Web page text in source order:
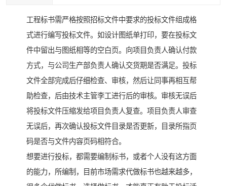
工程标书需严格按照招标文件中要求的投标文件组成格
式进行编写投标文件。如设计图纸单打印，要在投标文
件中留出与图纸相等的空白页。向项目负责人确认付款
方式，与公司生产部负责人确认交货期是否满足。投标
文件全部完成后仔细检查、审核，然后让同事再相互帮
助检查，后由技术主管李工进行后的审核。审核无误后
将投标文件压缩发给项目负责人复查。项目负责人审查
无误后，再次确认投标文件目录是否更新，目录所指页
码是否与文件内容页码相符合。
想要进行投标，都需要编制标书，或者个人没有这方面
的能力，所编制，目前市场需求代做标书也越来越多，